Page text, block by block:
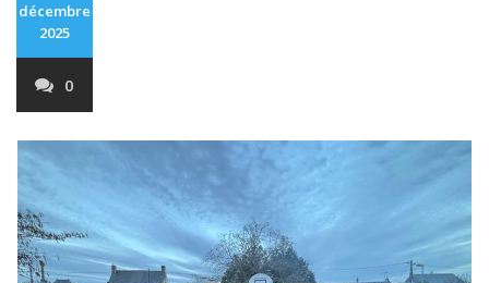
décembre
2025
0